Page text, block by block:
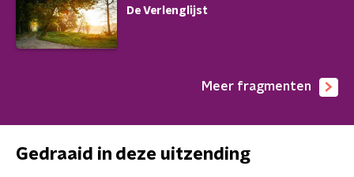
De Verlenglijst
Meer fragmenten
Gedraaid in deze uitzending